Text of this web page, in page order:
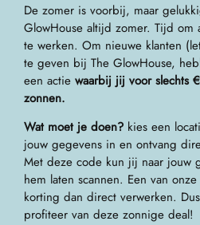
De zomer is voorbij, maar
GlowHouse altijd zomer. Tijd om
te werken. Om nieuwe klanten
te geven bij The GlowHouse,
een actie waarbij jij voor slechts
zonnen.
Wat moet je doen? kies een
jouw gegevens in en ontvang
Met deze code kun jij naar jouw
hem laten scannen. Een van
korting dan direct verwerken.
profiteer van deze zonnige deal!